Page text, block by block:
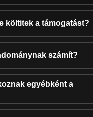
költitek a támogatást?
számít?
egyébként a